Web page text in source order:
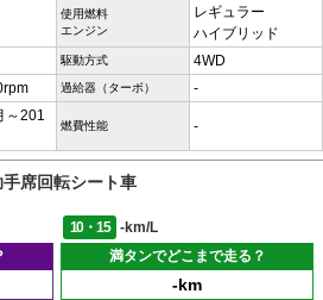
使用燃料
エンジン
レギュラー
ハイブリッド
駆動方式 4WD
過給器（ターボ） -
～201
燃費性能 -
席回転シート車
10・15
-km/L
満タンでどこまで走る？
-km